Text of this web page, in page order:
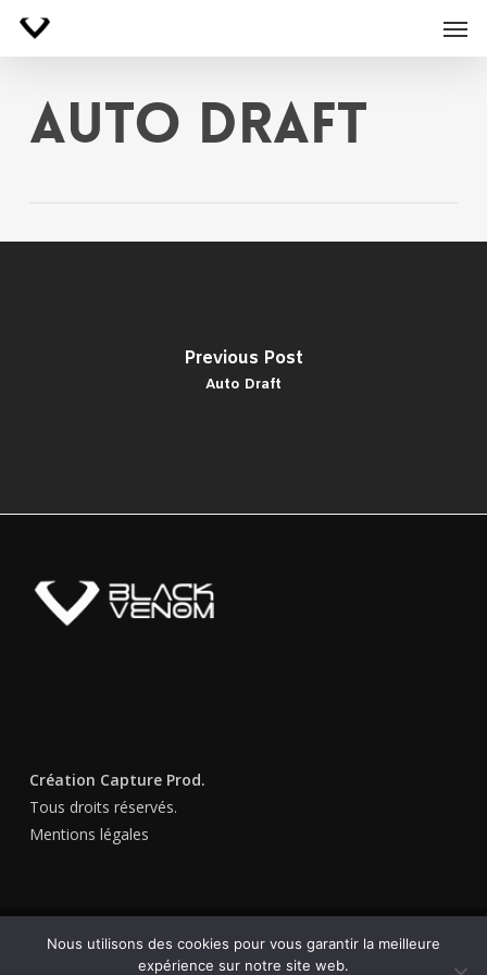
Skip
Auto Draft
Previous Post
Auto Draft
Création Capture Prod.
Tous droits réservés.
Mentions légales
© 2026 BLACK VENOM. Tous droits réservés.
Nous utilisons des cookies pour vous garantir la meilleure
expérience sur notre site web.